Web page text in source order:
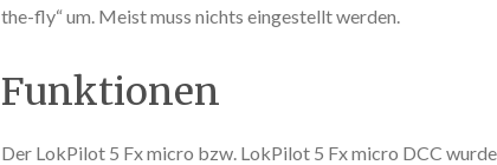
the-fly“ um. Meist muss nichts eingestellt werden.
Funktionen
Der LokPilot 5 Fx micro bzw. LokPilot 5 Fx micro DCC